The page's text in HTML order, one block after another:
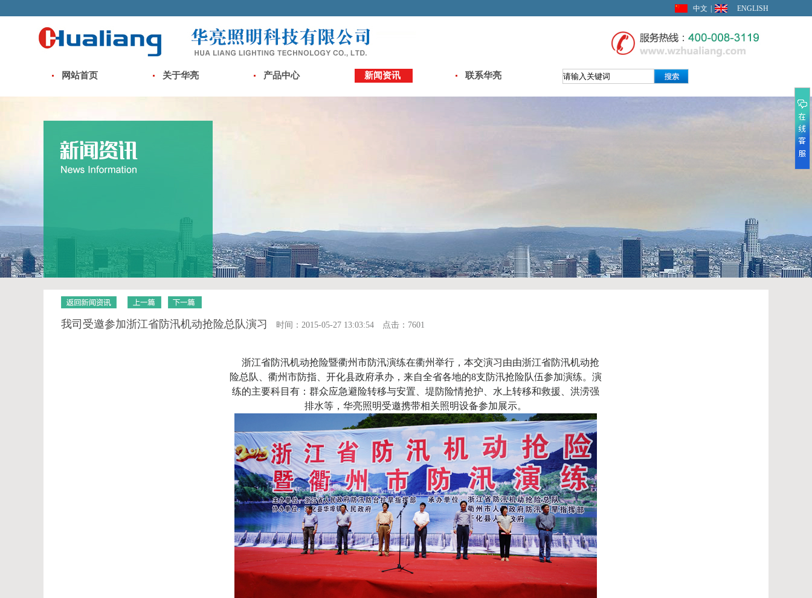
中文 ENGLISH
网站首页 关于华亮 产品中心 新闻资讯 联系华亮
我司受邀参加浙江省防汛机动抢险总队演习 时间：2015-05-27 13:03:54 点击：7601
浙江省防汛机动抢险暨衢州市防汛演练在衢州举行，本交演习由由浙江省防汛机动抢
险总队、衢州市防指、开化县政府承办，来自全省各地的8支防汛抢险队伍参加演练。演
练的主要科目有：群众应急避险转移与安置、堤防险情抢护、水上转移和救援、洪涝强
排水等，华亮照明受邀携带相关照明设备参加展示。